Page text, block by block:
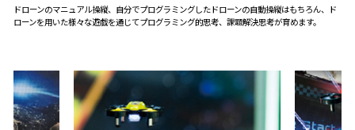
ドローンのマニュアル操縦、自分でプログラミングしたドローンの自動操縦はもちろん、ド
ローンを用いた様々な遊戯を通じてプログラミング的思考、課題解決思考が育めます。